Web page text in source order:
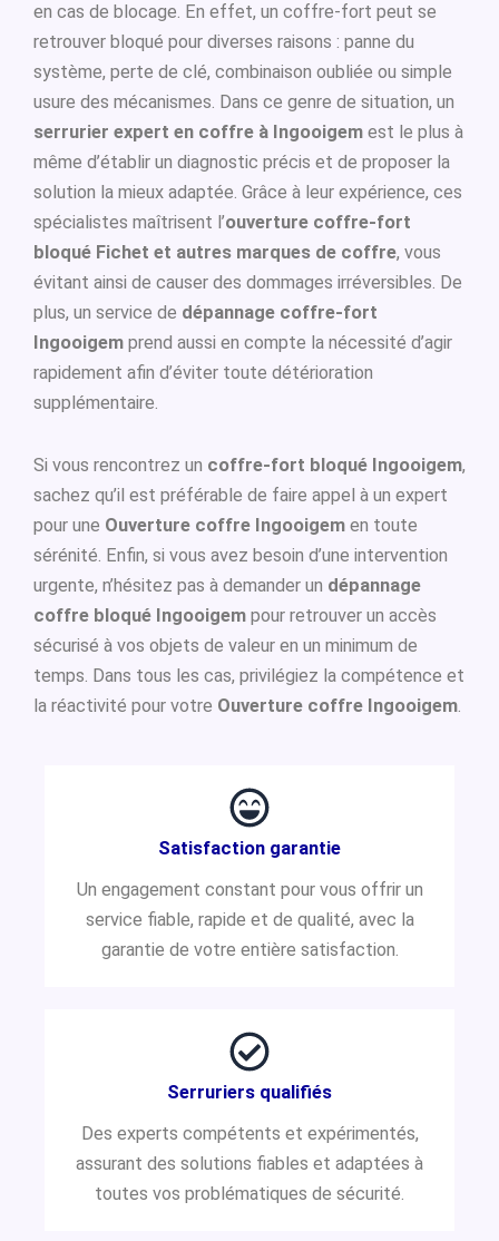
en cas de blocage. En effet, un coffre-fort peut se
retrouver bloqué pour diverses raisons : panne du
système, perte de clé, combinaison oubliée ou simple
usure des mécanismes. Dans ce genre de situation, un
serrurier expert en coffre à Ingooigem est le plus à
même d’établir un diagnostic précis et de proposer la
solution la mieux adaptée. Grâce à leur expérience, ces
spécialistes maîtrisent l’ouverture coffre-fort
bloqué Fichet et autres marques de coffre, vous
évitant ainsi de causer des dommages irréversibles. De
plus, un service de dépannage coffre-fort
Ingooigem prend aussi en compte la nécessité d’agir
rapidement afin d’éviter toute détérioration
supplémentaire.
Si vous rencontrez un coffre-fort bloqué Ingooigem,
sachez qu’il est préférable de faire appel à un expert
pour une Ouverture coffre Ingooigem en toute
sérénité. Enfin, si vous avez besoin d’une intervention
urgente, n’hésitez pas à demander un dépannage
coffre bloqué Ingooigem pour retrouver un accès
sécurisé à vos objets de valeur en un minimum de
temps. Dans tous les cas, privilégiez la compétence et
la réactivité pour votre Ouverture coffre Ingooigem.
Satisfaction garantie
Un engagement constant pour vous offrir un
service fiable, rapide et de qualité, avec la
garantie de votre entière satisfaction.
Serruriers qualifiés
Des experts compétents et expérimentés,
assurant des solutions fiables et adaptées à
toutes vos problématiques de sécurité.